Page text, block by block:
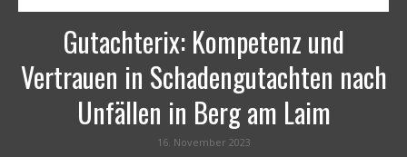
Gutachterix: Kompetenz und
Vertrauen in Schadengutachten nach
Unfällen in Berg am Laim
16. November 2023